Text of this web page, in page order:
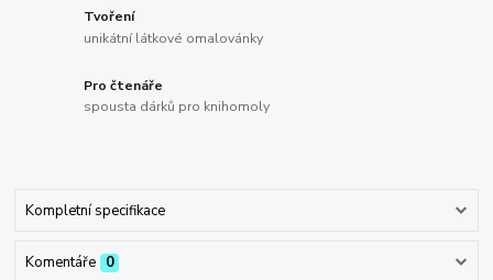
Tvoření
unikátní látkové omalovánky
Pro čtenáře
spousta dárků pro knihomoly
Kompletní specifikace
Komentáře 0